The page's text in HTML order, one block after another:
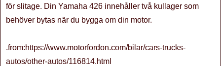
för slitage. Din Yamaha 426 innehåller två kullager som
behöver bytas när du bygga om din motor.
.from:https://www.motorfordon.com/bilar/cars-trucks-
autos/other-autos/116814.html